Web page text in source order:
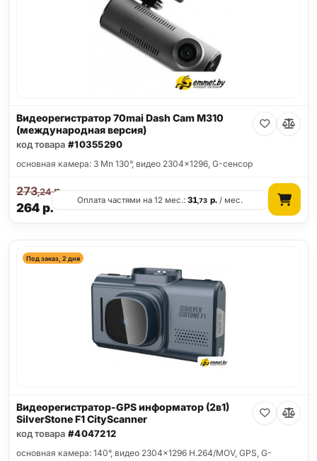
Видеорегистратор 70mai Dash Cam M310
(международная версия)
код товара #10355290
основная камера: 3 Мп 130°, видео 2304x1296, G-сенсор
264р.
273,24р.
Оплата частями на 12 мес.:31,73 р./ мес.
Под заказ, 2 дня
Видеорегистратор-GPS информатор (2в1)
SilverStone F1 CityScanner
код товара #4047212
основная камера: 140°, видео 2304x1296 H.264/MOV, GPS, G-